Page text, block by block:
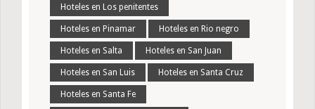
Hoteles en Los penitentes
Hoteles en Pinamar Hoteles en Rio negro
Hoteles en Salta Hoteles en San Juan
Hoteles en San Luis Hoteles en Santa Cruz
Hoteles en Santa Fe